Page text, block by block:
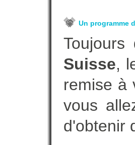
Un programme
Suisse,
remise à
vous
d'obtenir